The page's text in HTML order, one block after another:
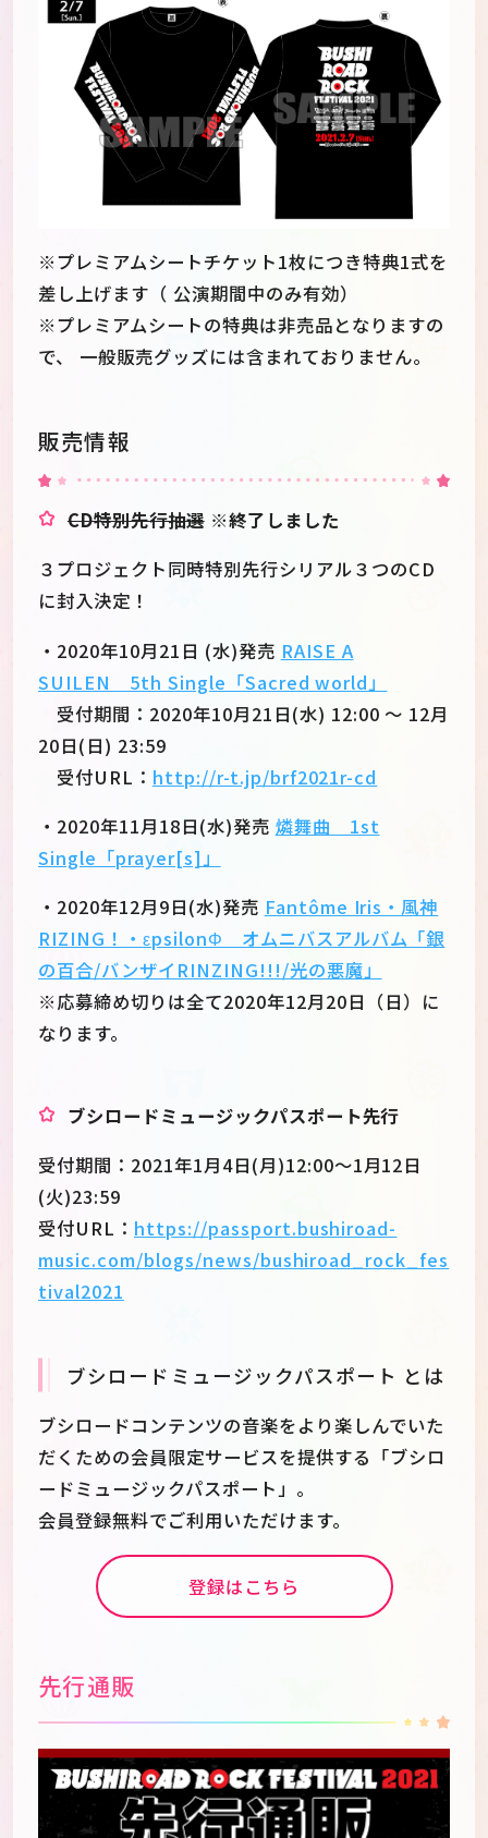
※プレミアムシートチケット1枚につき特典1式を
差し上げます（ 公演期間中のみ有効）
※プレミアムシートの特典は非売品となりますの
で、 一般販売グッズには含まれておりません。
販売情報
CD特別先行抽選※終了しました
３プロジェクト同時特別先行シリアル３つのCD
に封入決定！
・2020年10月21日 (水)発売 RAISE A
SUILEN 5th Single「Sacred world」
受付期間：2020年10月21日(水) 12:00 ～ 12月
20日(日) 23:59
受付URL： http://r-t.jp/brf2021r-cd
・2020年11月18日(水)発売 燐舞曲 1st
Single「prayer[s]」
・2020年12月9日(水)発売 Fantôme Iris・風神
RIZING！・εpsilonΦ オムニバスアルバム「銀
の百合/バンザイRINZING!!!/光の悪魔」
※応募締め切りは全て2020年12月20日（日）に
なります。
ブシロードミュージックパスポート先行
受付期間：2021年1月4日(月)12:00～1月12日
(火)23:59
受付URL： https://passport.bushiroad-
music.com/blogs/news/bushiroad_rock_fes
tival2021
ブシロードミュージックパスポート とは
ブシロードコンテンツの音楽をより楽しんでいた
だくための会員限定サービスを提供する「ブシロ
ードミュージックパスポート」。
会員登録無料でご利用いただけます。
登録はこちら
先行通販